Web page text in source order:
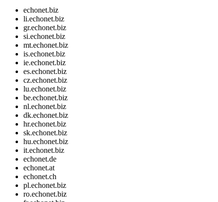
echonet.biz
li.echonet.biz
gr.echonet.biz
si.echonet.biz
mt.echonet.biz
is.echonet.biz
ie.echonet.biz
es.echonet.biz
cz.echonet.biz
lu.echonet.biz
be.echonet.biz
nl.echonet.biz
dk.echonet.biz
hr.echonet.biz
sk.echonet.biz
hu.echonet.biz
it.echonet.biz
echonet.de
echonet.at
echonet.ch
pl.echonet.biz
ro.echonet.biz